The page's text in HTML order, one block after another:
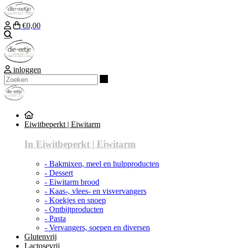
€0,00
inloggen
Eiwitbeperkt | Eiwitarm
In Eiwitbeperkt | Eiwitarm
- Bakmixen, meel en hulpproducten
- Dessert
- Eiwitarm brood
- Kaas-, vlees- en visvervangers
- Koekjes en snoep
- Ontbijtproducten
- Pasta
- Vervangers, soepen en diversen
Glutenvrij
Lactosevrij